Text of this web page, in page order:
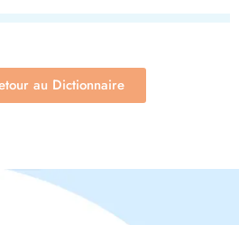
au Dictionnaire